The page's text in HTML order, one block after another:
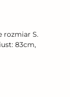
rozmiar S.
83cm,